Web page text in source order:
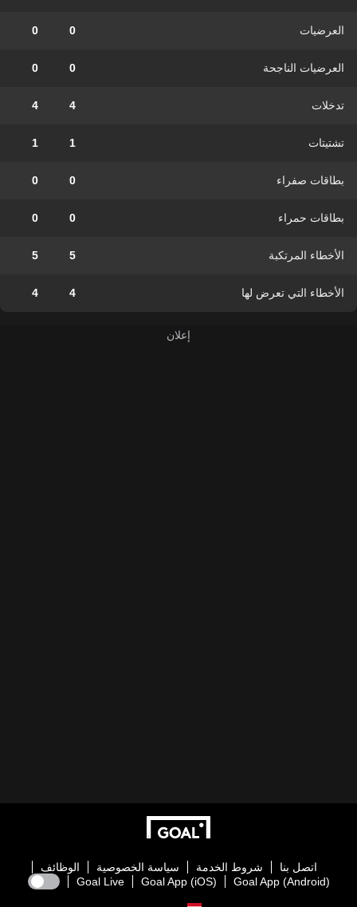
العرضيات 0
0
العرضيات الناجحة 0
0
تدخلات 4
4
تشتيتات 1
1
بطاقات صفراء 0
0
بطاقات حمراء 0
0
الأخطاء المرتكبة 5
5
الأخطاء التي تعرض لها 4
4
اتصل بنا شروط الخدمة سياسة الخصوصية
الوظائف
Goal App (Android)
Goal App (iOS)
Goal Live